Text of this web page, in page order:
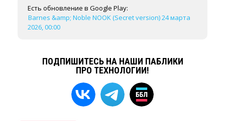
Есть обновление в Google Play:
Barnes &amp; Noble NOOK (Secret version) 24 марта
2026, 00:00
ПОДПИШИТЕСЬ НА НАШИ ПАБЛИКИ
ПРО ТЕХНОЛОГИИ!